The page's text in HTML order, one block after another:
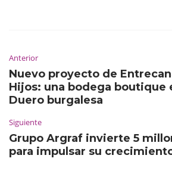
Anterior
Nuevo proyecto de
Hijos: una bodega boutique
Duero burgalesa
Siguiente
Grupo Argraf invierte 5
para impulsar su